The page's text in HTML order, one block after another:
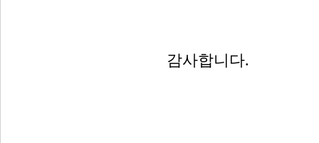
감사합니다.